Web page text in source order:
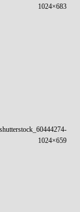
1024×683
shutterstock_60444274-
1024×659